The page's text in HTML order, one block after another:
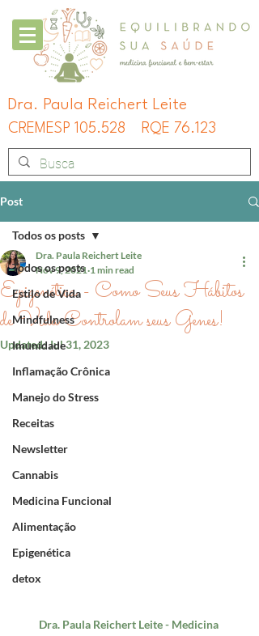
Dra. Paula Reichert Leite
CREMESP 105.528 RQE 76.123
Post
Todos os posts
Estilo de Vida
Mindfulness
Imunidade
Inflamação Crônica
Manejo do Stress
Receitas
Newsletter
Cannabis
Medicina Funcional
Alimentação
Epigenética
detox
Todos os posts
Epigenética - Como Seus Hábitos
de Vida Controlam seus Genes!
Dra. Paula Reichert Leite
Nov 9, 2021 1 min read
Updated:Jul 31, 2023
Dra. Paula Reichert Leite - Medicina